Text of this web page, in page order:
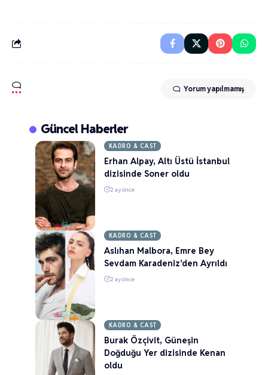
Yorum yapılmamış
Güncel Haberler
KADRO & CAST
Erhan Alpay, Altı Üstü İstanbul
dizisinde Soner oldu
2 ay önce
KADRO & CAST
Aslıhan Malbora, Emre Bey
Sevdam Karadeniz’den Ayrıldı
2 ay önce
KADRO & CAST
Burak Özçivit, Güneşin
Doğduğu Yer dizisinde Kenan
oldu